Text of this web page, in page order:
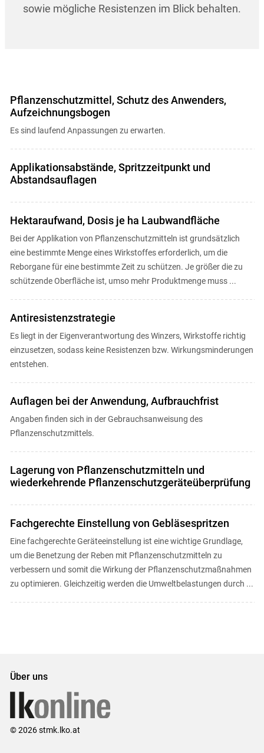
sowie mögliche Resistenzen im Blick behalten.
Pflanzenschutzmittel, Schutz des Anwenders,
Aufzeichnungsbogen
Es sind laufend Anpassungen zu erwarten.
Applikationsabstände, Spritzzeitpunkt und
Abstandsauflagen
Hektaraufwand, Dosis je ha Laubwandfläche
Bei der Applikation von Pflanzenschutzmitteln ist grundsätzlich
eine bestimmte Menge eines Wirkstoffes erforderlich, um die
Reborgane für eine bestimmte Zeit zu schützen. Je größer die zu
schützende Oberfläche ist, umso mehr Produktmenge muss ...
Antiresistenzstrategie
Es liegt in der Eigenverantwortung des Winzers, Wirkstoffe richtig
einzusetzen, sodass keine Resistenzen bzw. Wirkungsminderungen
entstehen.
Auflagen bei der Anwendung, Aufbrauchfrist
Angaben finden sich in der Gebrauchsanweisung des
Pflanzenschutzmittels.
Lagerung von Pflanzenschutzmitteln und
wiederkehrende Pflanzenschutzgeräteüberprüfung
Fachgerechte Einstellung von Gebläsespritzen
Eine fachgerechte Geräteeinstellung ist eine wichtige Grundlage,
um die Benetzung der Reben mit Pflanzenschutzmitteln zu
verbessern und somit die Wirkung der Pflanzenschutzmaßnahmen
zu optimieren. Gleichzeitig werden die Umweltbelastungen durch ...
Über uns
© 2026 stmk.lko.at